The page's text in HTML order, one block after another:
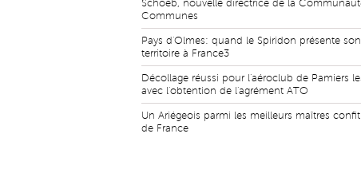
Schoeb, nouvelle directrice de la
Communes
Pays d'Olmes: quand le Spiridon présente son
territoire à France3
Décollage réussi pour l'aéroclub de Pamiers
avec l'obtention de l'agrément ATO
Un Ariégeois parmi les meilleurs maîtres
de France